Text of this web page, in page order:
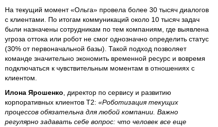
На текущий момент «Ольга» провела более 30 тысяч диалогов
с клиентами. По итогам коммуникаций около 10 тысяч задач
были назначены сотрудникам по тем компаниям, где выявлена
угроза оттока или робот не смог однозначно определить статус
(30% от первоначальной базы). Такой подход позволяет
команде значительно экономить временной ресурс и вовремя
подключаться к чувствительным моментам в отношениях с
клиентом.
Илона Ярошенко , директор по сервису и развитию
корпоративных клиентов T2: «Роботизация текущих
процессов обязательна для любой компании. Важно
регулярно задавать себе вопрос: что человек все еще